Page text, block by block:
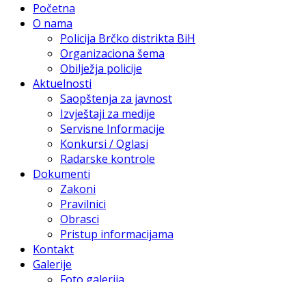
Početna
O nama
Policija Brčko distrikta BiH
Organizaciona šema
Obilježja policije
Aktuelnosti
Saopštenja za javnost
Izvještaji za medije
Servisne Informacije
Konkursi / Oglasi
Radarske kontrole
Dokumenti
Zakoni
Pravilnici
Obrasci
Pristup informacijama
Kontakt
Galerije